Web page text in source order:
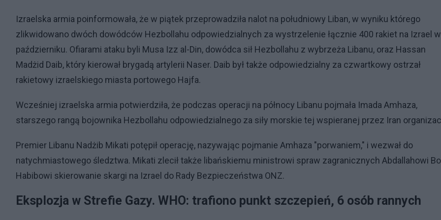
Izraelska armia poinformowała, że w piątek przeprowadziła nalot na południowy Liban, w wyniku którego
zlikwidowano dwóch dowódców Hezbollahu odpowiedzialnych za wystrzelenie łącznie 400 rakiet na Izrael w
październiku. Ofiarami ataku byli Musa Izz al-Din, dowódca sił Hezbollahu z wybrzeża Libanu, oraz Hassan
Madżid Daib, który kierował brygadą artylerii Naser. Daib był także odpowiedzialny za czwartkowy ostrzał
rakietowy izraelskiego miasta portowego Hajfa.
Wcześniej izraelska armia potwierdziła, że podczas operacji na północy Libanu pojmała Imada Amhaza,
starszego rangą bojownika Hezbollahu odpowiedzialnego za siły morskie tej wspieranej przez Iran
Premier Libanu Nadżib Mikati potępił operację, nazywając pojmanie Amhaza "porwaniem," i wezwał do
natychmiastowego śledztwa. Mikati zlecił także libańskiemu ministrowi spraw zagranicznych Abdallahowi
Habibowi skierowanie skargi na Izrael do Rady Bezpieczeństwa ONZ.
Eksplozja w Strefie Gazy. WHO: trafiono punkt szczepień, 6 osób rannych